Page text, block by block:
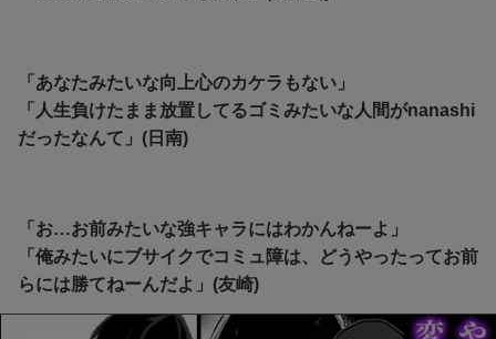
「あなたみたいな向上心のカケラもない」
「人生負けたまま放置してるゴミみたいな人間がnanashi
だったなんて」(日南)
「お…お前みたいな強キャラにはわかんねーよ」
「俺みたいにブサイクでコミュ障は、どうやったってお前
らには勝てねーんだよ」(友崎)